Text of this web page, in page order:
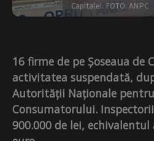
Capitalei. FOTO: ANPC
16 firme de pe Șoseaua de
activitatea suspendată,
Autorității Naționale
Consumatorului.
900.000 de lei, echivalentul